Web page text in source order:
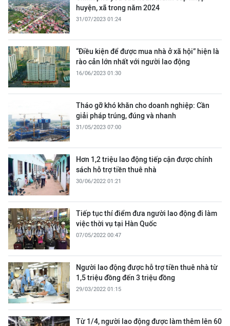
huyện, xã trong năm 2024
31/07/2023 01:24
“Điều kiện để được mua nhà ở xã hội” hiện là
rào cản lớn nhất với người lao động
16/06/2023 01:30
Tháo gỡ khó khăn cho doanh nghiệp: Cần
giải pháp trúng, đúng và nhanh
31/05/2023 07:00
Hơn 1,2 triệu lao động tiếp cận được chính
sách hỗ trợ tiền thuê nhà
30/06/2022 01:21
Tiếp tục thí điểm đưa người lao động đi làm
việc thời vụ tại Hàn Quốc
07/05/2022 00:47
Người lao động được hỗ trợ tiền thuê nhà từ
1,5 triệu đồng đến 3 triệu đồng
29/03/2022 01:15
Từ 1/4, người lao động được làm thêm lên 60